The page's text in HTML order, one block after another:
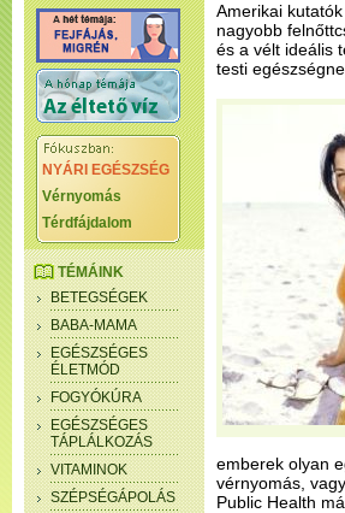
NYÁRI EGÉSZSÉG
Vérnyomás
Térdfájdalom
TÉMÁINK
BETEGSÉGEK
BABA-MAMA
EGÉSZSÉGES
ÉLETMÓD
FOGYÓKÚRA
EGÉSZSÉGES
TÁPLÁLKOZÁS
VITAMINOK
SZÉPSÉGÁPOLÁS
Amerikai
nagyobb
és a vélt ideális
testi
emberek olyan
vérnyomás,
Public Health